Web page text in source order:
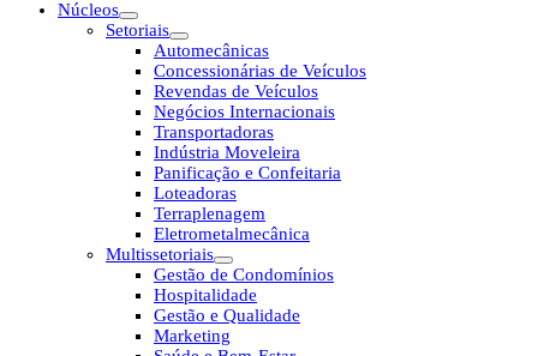
Núcleos
Setoriais
Automecânicas
Concessionárias de Veículos
Revendas de Veículos
Negócios Internacionais
Transportadoras
Indústria Moveleira
Panificação e Confeitaria
Loteadoras
Terraplenagem
Eletrometalmecânica
Multissetoriais
Gestão de Condomínios
Hospitalidade
Gestão e Qualidade
Marketing